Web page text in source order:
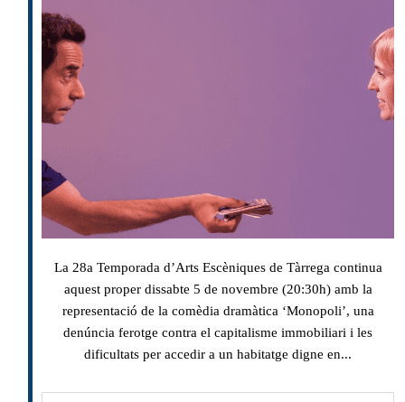
La 28a Temporada d’Arts Escèniques de Tàrrega continua
aquest proper dissabte 5 de novembre (20:30h) amb la
representació de la comèdia dramàtica ‘Monopoli’, una
denúncia ferotge contra el capitalisme immobiliari i les
dificultats per accedir a un habitatge digne en...